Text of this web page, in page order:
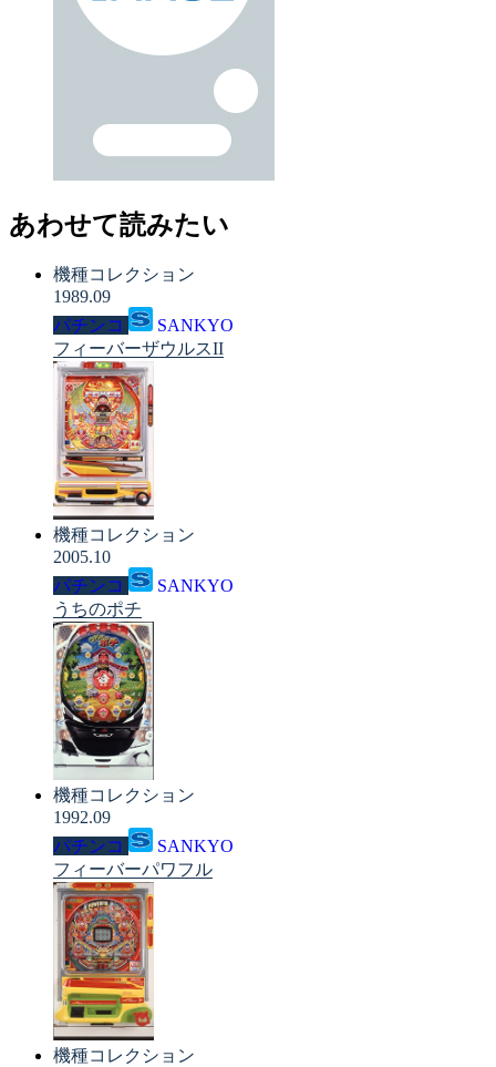
あわせて読みたい
機種コレクション
1989.09
パチンコ
SANKYO
フィーバーザウルスII
機種コレクション
2005.10
パチンコ
SANKYO
うちのポチ
機種コレクション
1992.09
パチンコ
SANKYO
フィーバーパワフル
機種コレクション